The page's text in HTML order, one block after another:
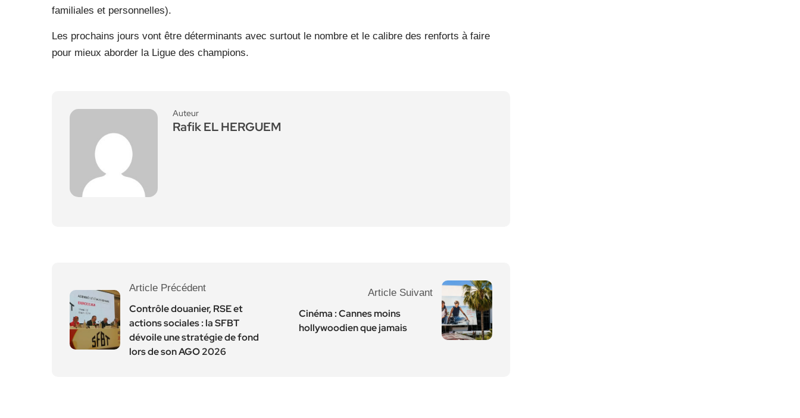
familiales et personnelles).
Les prochains jours vont être déterminants avec surtout le nombre et le calibre des renforts à faire
pour mieux aborder la Ligue des champions.
Auteur
Rafik EL HERGUEM
Article Précédent
Contrôle douanier, RSE et
actions sociales : la SFBT
dévoile une stratégie de fond
lors de son AGO 2026
Article Suivant
Cinéma : Cannes moins
hollywoodien que jamais